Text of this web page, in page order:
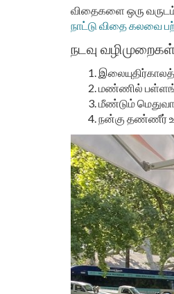
விதைகளை ஒரு வருடம்
நாட்டு விதை கலவை
நடவு வழிமுறைகள்
மண்ணில்
மீண்டும்
நன்கு தண்ணீர்